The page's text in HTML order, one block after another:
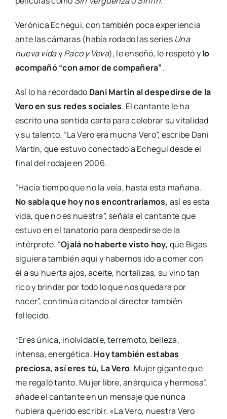
Verónica Echegui, con también poca experiencia
ante las cámaras (había rodado las series Una
nueva vidayPaco y Veva), le enseñó, le respetó ylo
acompañó “con amor de compañera”.
Así lo ha recordado Dani Martín al despedirse de la
Vero en sus redes sociales. El cantante le ha
escrito una sentida carta para celebrar su vitalidad
y su talento. “La Vero era mucha Vero”, escribe Dani
Martín, que estuvo conectado a Echegui desde el
final del rodaje en 2006.
“Hacía tiempo que no la veía, hasta esta mañana.
No sabía que hoy nos encontraríamos, así es esta
vida, que no es nuestra”, señala el cantante que
estuvo en el tanatorio para despedirse de la
intérprete. “Ojalá no haberte visto hoy, que Bigas
siguiera también aquí y habernos ido a comer con
él a su huerta ajos, aceite, hortalizas, su vino tan
rico y brindar por todo lo que nos quedara por
hacer”, continúa citando al director también
fallecido.
“Eres única, inolvidable, terremoto, belleza,
intensa, energética. Hoy también estabas
preciosa, así eres tú, La Vero. Mujer gigante que
me regaló tanto. Mujer libre, anárquica y hermosa”,
añade el cantante en un mensaje que nunca
hubiera querido escribir. «La Vero, nuestra Vero